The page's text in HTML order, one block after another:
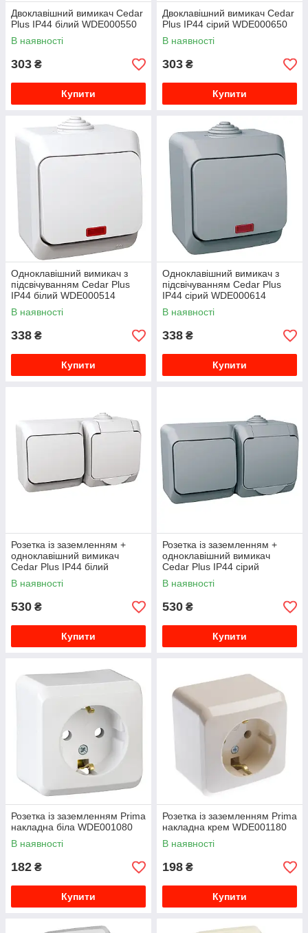
Двоклавішний вимикач Cedar
Plus IP44 білий WDE000550
В наявності
303 ₴
Купити
Двоклавішний вимикач Cedar
Plus IP44 сірий WDE000650
В наявності
303 ₴
Купити
Одноклавішний вимикач з
підсвічуванням Cedar Plus
IP44 білий WDE000514
В наявності
338 ₴
Купити
Одноклавішний вимикач з
підсвічуванням Cedar Plus
IP44 сірий WDE000614
В наявності
338 ₴
Купити
Розетка із заземленням +
одноклавішний вимикач
Cedar Plus IP44 білий
WDE000500
В наявності
530 ₴
Купити
Розетка із заземленням +
одноклавішний вимикач
Cedar Plus IP44 сірий
WDE000600
В наявності
530 ₴
Купити
Розетка із заземленням Prima
накладна біла WDE001080
В наявності
182 ₴
Купити
Розетка із заземленням Prima
накладна крем WDE001180
В наявності
198 ₴
Купити